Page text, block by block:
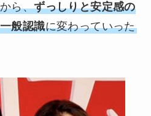
ら、ずっしりと安定感の
般認識に変わっていった